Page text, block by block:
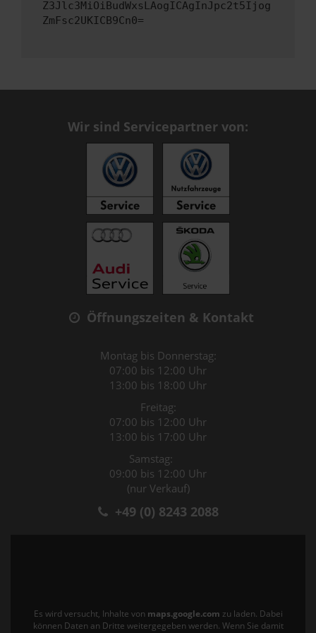
Z3Jlc3MiOiBudWxsLAogICAgInJpc2t5Ijog
ZmFsc2UKICB9Cn0=
Wir sind Servicepartner von:
Öffnungszeiten & Kontakt
Montag bis Donnerstag:
07:00 bis 12:00 Uhr
13:00 bis 18:00 Uhr
Freitag:
07:00 bis 12:00 Uhr
13:00 bis 17:00 Uhr
Samstag:
09:00 bis 12:00 Uhr
(nur Verkauf)
+49 (0) 8243 2088
Es wird versucht, Inhalte von maps.google.com zu laden. Dabei
können Daten an Dritte weitergegeben werden. Wenn Sie damit